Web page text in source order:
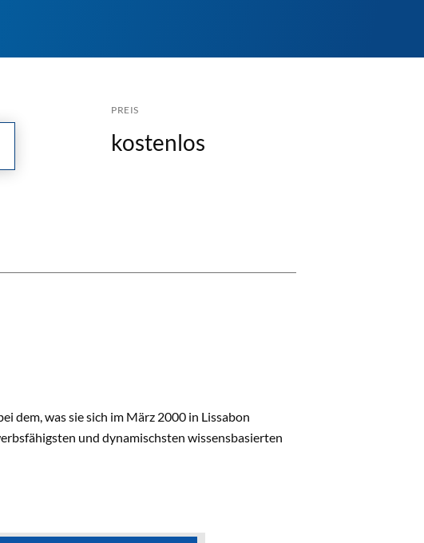
PREIS
kostenlos
dem, was sie sich im März 2000 in Lissabon
und dynamischsten wissensbasierten